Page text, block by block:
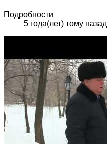
Подробности
5 года(лет) тому назад